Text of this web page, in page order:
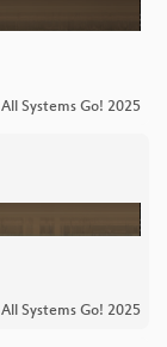
All Systems Go! 2025
All Systems Go! 2025